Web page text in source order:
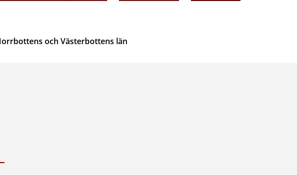
och Västerbottens län